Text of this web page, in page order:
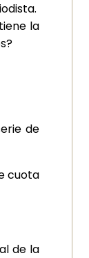
la
de
cuota
de la